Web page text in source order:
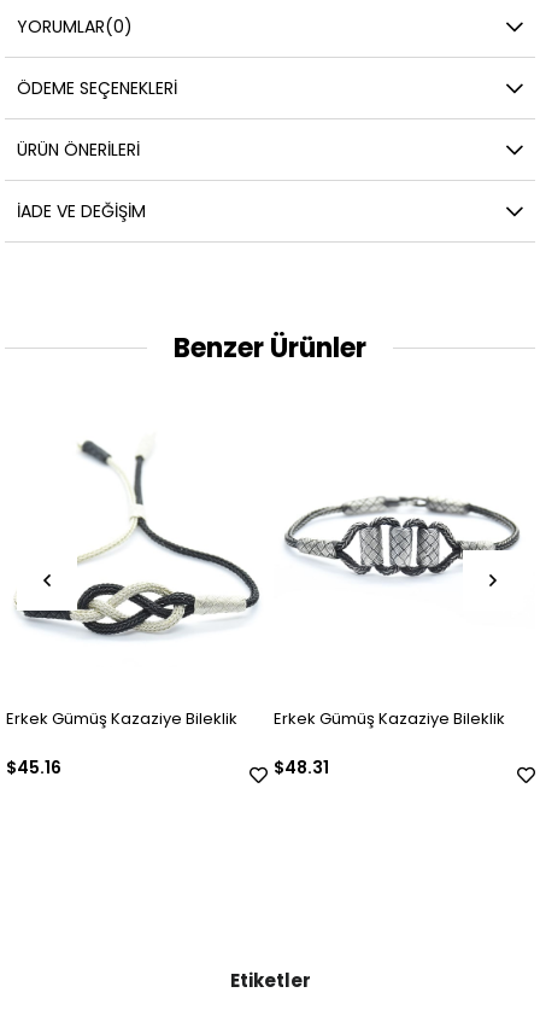
YORUMLAR(0)
ÖDEME SEÇENEKLERI
ÜRÜN ÖNERILERI
İADE VE DEĞIŞIM
Benzer Ürünler
Erkek Gümüş Kazaziye Bileklik
$45.16
Erkek Gümüş Kazaziye Bileklik
$48.31
Etiketler